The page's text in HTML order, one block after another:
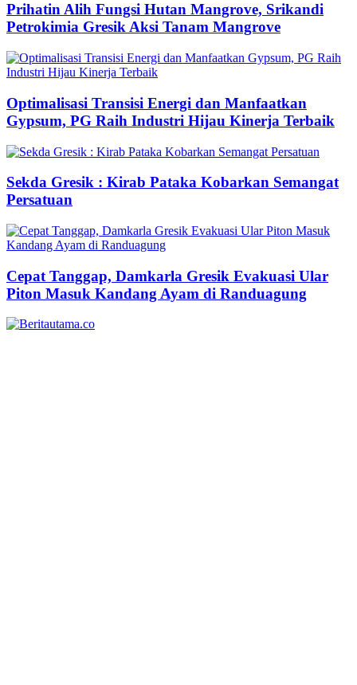
Prihatin Alih Fungsi Hutan Mangrove, Srikandi
Petrokimia Gresik Aksi Tanam Mangrove
Optimalisasi Transisi Energi dan Manfaatkan
Gypsum, PG Raih Industri Hijau Kinerja Terbaik
Sekda Gresik : Kirab Pataka Kobarkan Semangat
Persatuan
Cepat Tanggap, Damkarla Gresik Evakuasi Ular
Piton Masuk Kandang Ayam di Randuagung